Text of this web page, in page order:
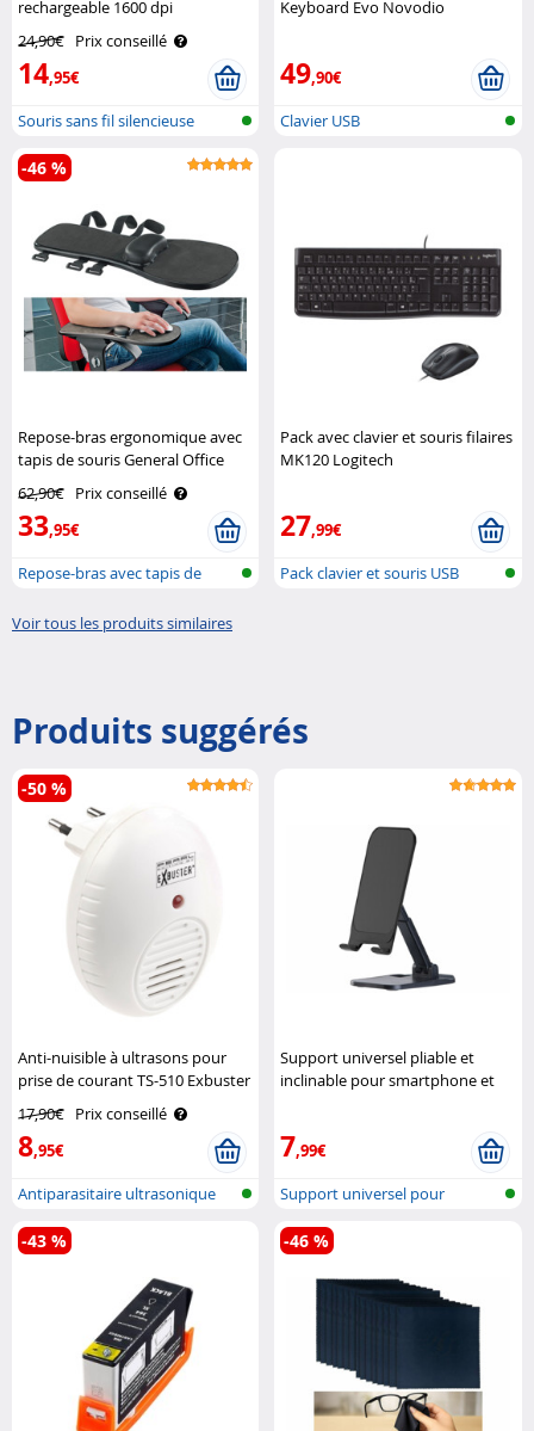
rechargeable 1600 dpi
24,90€ Prix conseillé
14,95€
Souris sans fil silencieuse
Keyboard Evo Novodio
49,90€
Clavier USB
Repose-bras ergonomique avec
tapis de souris General Office
62,90€ Prix conseillé
33,95€
-46 %
Repose-bras avec tapis de
Pack avec clavier et souris filaires
MK120 Logitech
27,99€
Pack clavier et souris USB
Voir tous les produits similaires
Produits suggérés
Anti-nuisible à ultrasons pour
prise de courant TS-510 Exbuster
17,90€ Prix conseillé
8,95€
-50 %
Antiparasitaire ultrasonique
pour l..
Support universel pliable et
inclinable pour smartphone et
7,99€
Support universel pour
Smartphone e..
-43 % -46 %